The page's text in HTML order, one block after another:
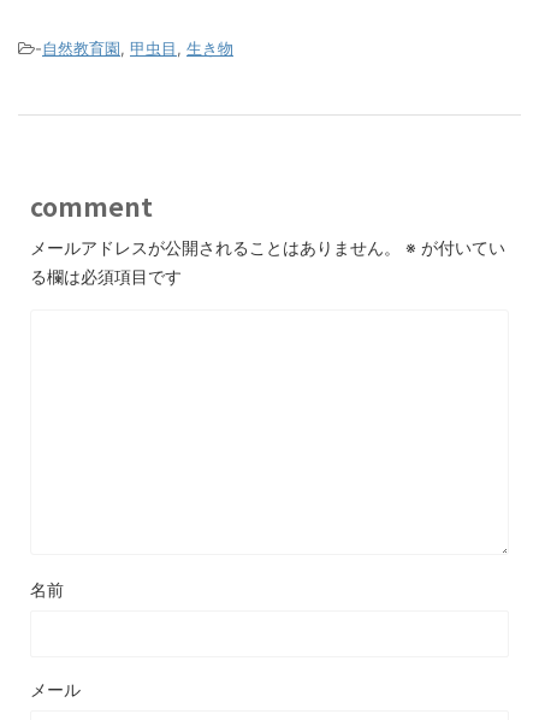
-自然教育園, 甲虫目, 生き物
comment
メールアドレスが公開されることはありません。 ※ が付いてい
る欄は必須項目です
名前
メール